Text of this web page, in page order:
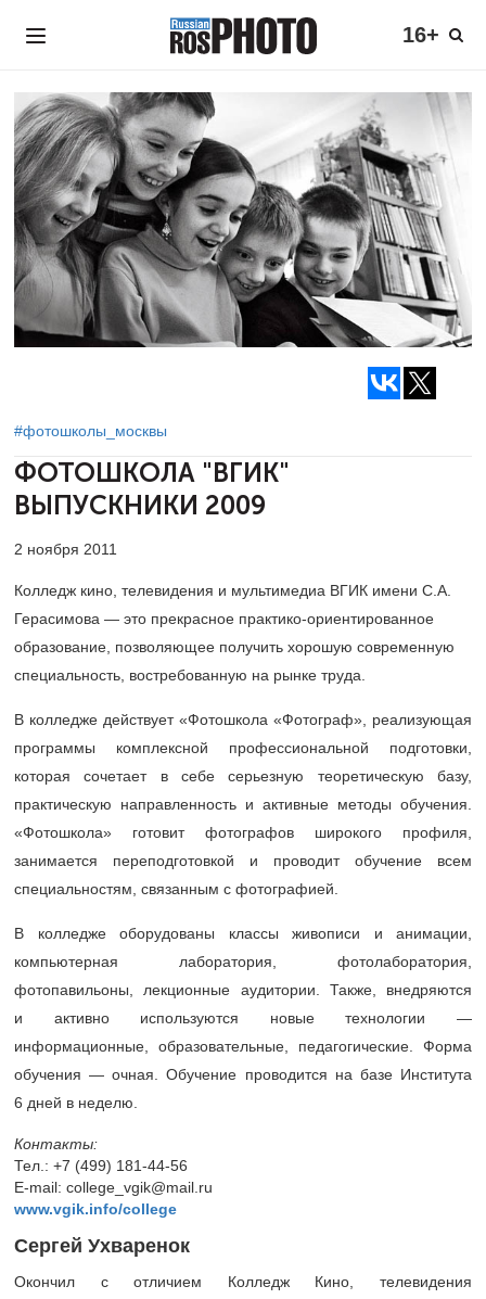
16+
#фотошколы_москвы
ФОТОШКОЛА "ВГИК"
ВЫПУСКНИКИ 2009
2 ноября 2011
Колледж кино, телевидения и мультимедиа ВГИК имени С.А.
Герасимова — это прекрасное практико-ориентированное
образование, позволяющее получить хорошую современную
специальность, востребованную на рынке труда.
В колледже действует «Фотошкола «Фотограф», реализующая
программы комплексной профессиональной подготовки,
которая сочетает в себе серьезную теоретическую базу,
практическую направленность и активные методы обучения.
«Фотошкола» готовит фотографов широкого профиля,
занимается переподготовкой и проводит обучение всем
специальностям, связанным с фотографией.
В колледже оборудованы классы живописи и анимации,
компьютерная лаборатория, фотолаборатория,
фотопавильоны, лекционные аудитории. Также, внедряются
и активно используются новые технологии —
информационные, образовательные, педагогические. Форма
обучения — очная. Обучение проводится на базе Института
6 дней в неделю.
Контакты:
Тел.: +7 (499) 181-44-56
E-mail: college_vgik@mail.ru
www.vgik.info/college
Сергей Ухваренок
Окончил с отличием Колледж Кино, телевидения